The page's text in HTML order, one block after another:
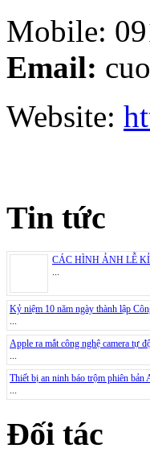
Mobile:
Email:
Website:
Tin tức
CÁC HÌNH ẢNH LỄ
...
Kỷ niệm 10 năm ngày thành lập
...
Apple ra mắt công nghệ camera tự
...
Thiết bị an ninh báo trộm phiên bản
...
Đối tác